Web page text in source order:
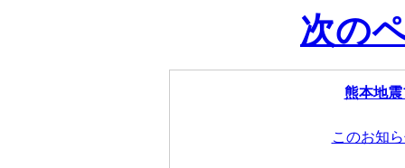
次の
熊本地
このお知